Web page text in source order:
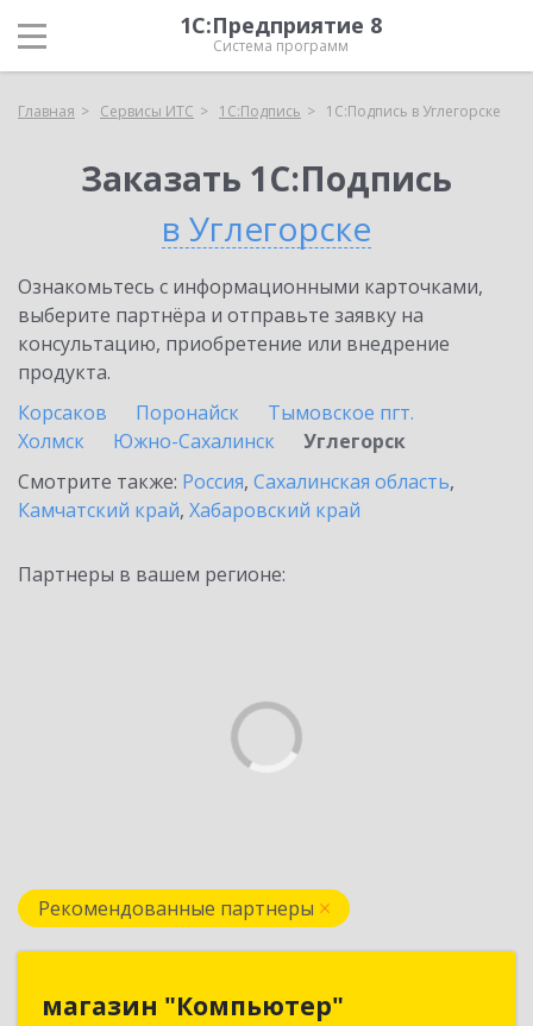
1С:Предприятие 8
Система программ
Главная Сервисы ИТС 1С:Подпись 1С:Подпись в Углегорске
Заказать 1С:Подпись
в Углегорске
Ознакомьтесь с информационными карточками,
выберите партнёра и отправьте заявку на
консультацию, приобретение или внедрение
продукта.
Корсаков
Поронайск
Тымовское пгт.
Холмск
Южно-Сахалинск
Углегорск
Смотрите также: Россия, Сахалинская область,
Камчатский край, Хабаровский край
Партнеры в вашем регионе:
Рекомендованные партнеры
магазин "Компьютер"